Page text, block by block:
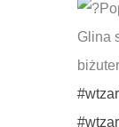
Glina